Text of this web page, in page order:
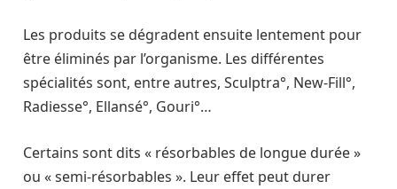
Les produits se dégradent ensuite lentement pour
être éliminés par l’organisme. Les différentes
spécialités sont, entre autres, Sculptra°, New-Fill°,
Radiesse°, Ellansé°, Gouri°…
Certains sont dits « résorbables de longue durée »
ou « semi-résorbables ». Leur effet peut durer